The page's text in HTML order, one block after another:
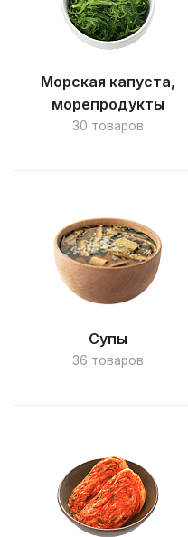
Морская капуста,
морепродукты
30 товаров
Супы
36 товаров